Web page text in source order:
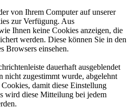
von Ihrem Computer auf unserer
zur Verfügung. Aus
Ihnen keine Cookies anzeigen, die
werden. Diese können Sie in den
Browsers einsehen.
dauerhaft ausgeblendet
nicht zugestimmt wurde, abgelehnt
damit diese Einstellung
wird diese Mitteilung bei jedem